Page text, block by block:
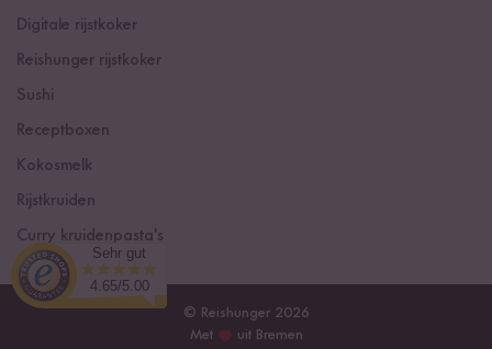
Digitale rijstkoker
Reishunger rijstkoker
Sushi
Receptboxen
Kokosmelk
Rijstkruiden
Curry kruidenpasta's
© Reishunger 2026
Met
uit Bremen
Sehr gut
4.65/5.00